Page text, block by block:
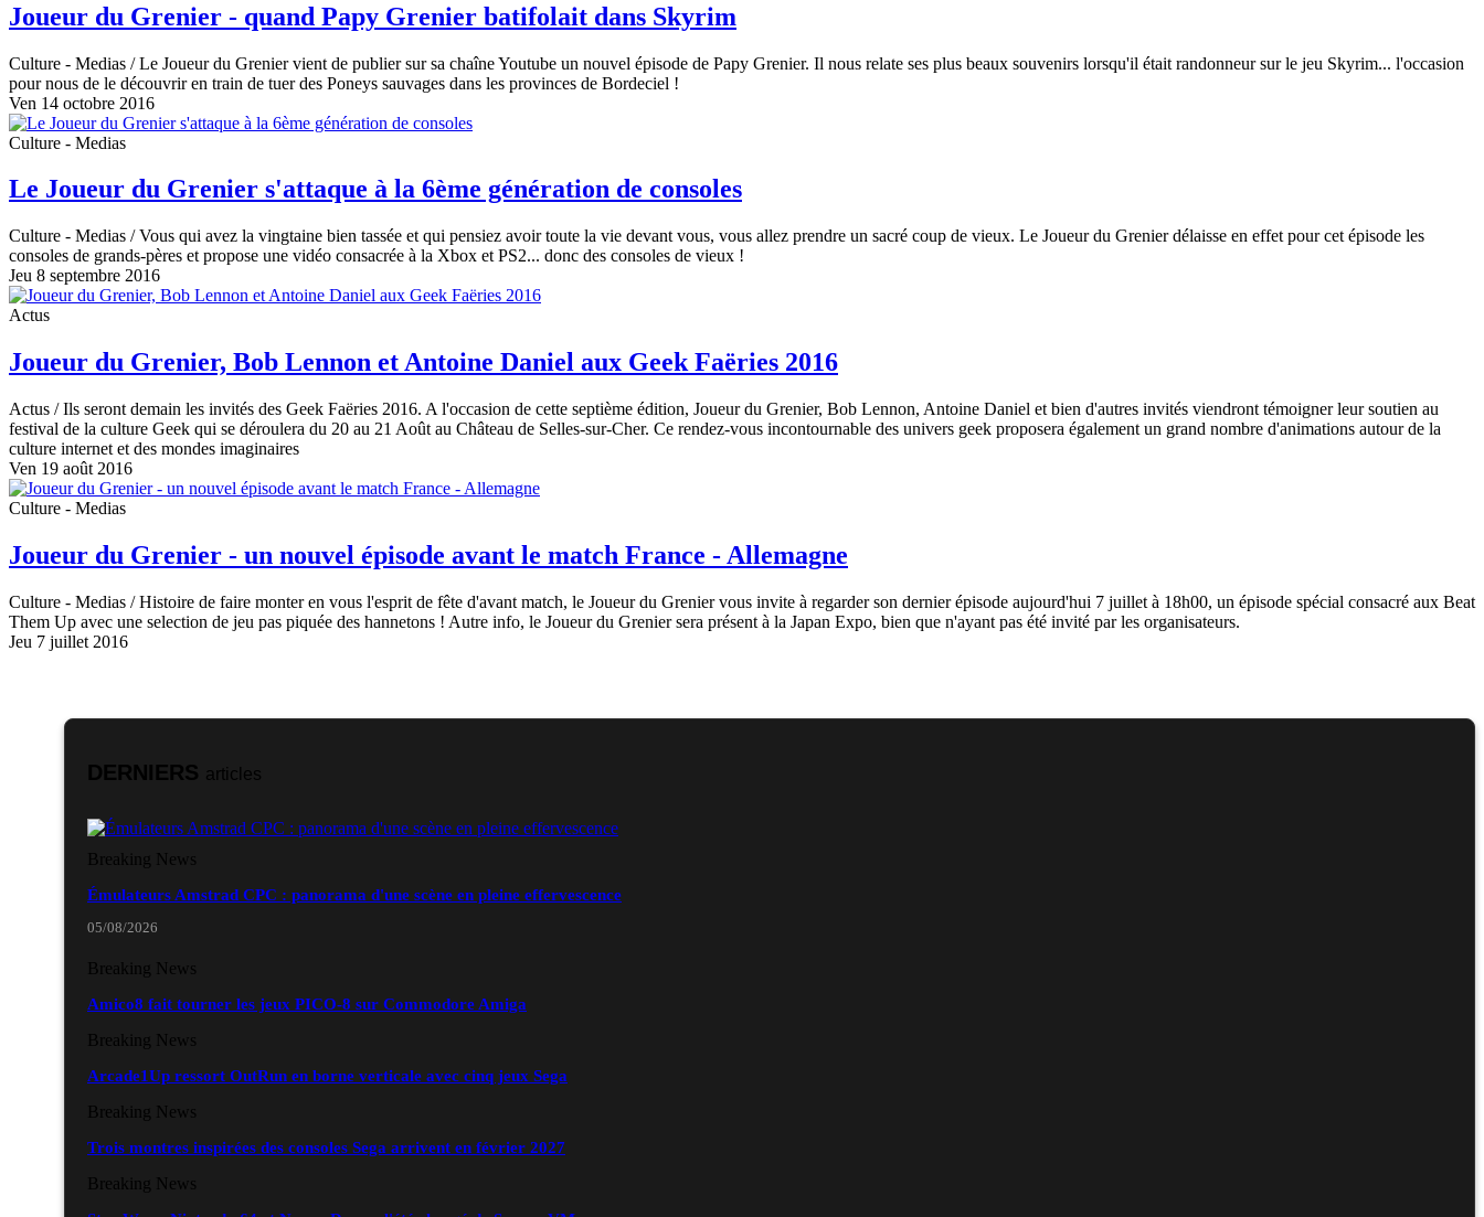
Joueur du Grenier - quand Papy Grenier batifolait dans Skyrim
Culture - Medias / Le Joueur du Grenier vient de publier sur sa chaîne Youtube un nouvel épisode de Papy Grenier. Il nous relate ses plus beaux souvenirs lorsqu'il était randonneur sur le jeu Skyrim... l'occasion
pour nous de le découvrir en train de tuer des Poneys sauvages dans les provinces de Bordeciel !
Ven 14 octobre 2016
Culture - Medias
Le Joueur du Grenier s'attaque à la 6ème génération de consoles
Culture - Medias / Vous qui avez la vingtaine bien tassée et qui pensiez avoir toute la vie devant vous, vous allez prendre un sacré coup de vieux. Le Joueur du Grenier délaisse en effet pour cet épisode les
consoles de grands-pères et propose une vidéo consacrée à la Xbox et PS2... donc des consoles de vieux !
Jeu 8 septembre 2016
Actus
Joueur du Grenier, Bob Lennon et Antoine Daniel aux Geek Faëries 2016
Actus / Ils seront demain les invités des Geek Faëries 2016. A l'occasion de cette septième édition, Joueur du Grenier, Bob Lennon, Antoine Daniel et bien d'autres invités viendront témoigner leur soutien au
festival de la culture Geek qui se déroulera du 20 au 21 Août au Château de Selles-sur-Cher. Ce rendez-vous incontournable des univers geek proposera également un grand nombre d'animations autour de la
culture internet et des mondes imaginaires
Ven 19 août 2016
Culture - Medias
Joueur du Grenier - un nouvel épisode avant le match France - Allemagne
Culture - Medias / Histoire de faire monter en vous l'esprit de fête d'avant match, le Joueur du Grenier vous invite à regarder son dernier épisode aujourd'hui 7 juillet à 18h00, un épisode spécial consacré aux Beat
Them Up avec une selection de jeu pas piquée des hannetons ! Autre info, le Joueur du Grenier sera présent à la Japan Expo, bien que n'ayant pas été invité par les organisateurs.
Jeu 7 juillet 2016
DERNIERS articles
Breaking News
Émulateurs Amstrad CPC : panorama d'une scène en pleine effervescence
05/08/2026
Breaking News
Amico8 fait tourner les jeux PICO-8 sur Commodore Amiga
Breaking News
Arcade1Up ressort OutRun en borne verticale avec cinq jeux Sega
Breaking News
Trois montres inspirées des consoles Sega arrivent en février 2027
Breaking News